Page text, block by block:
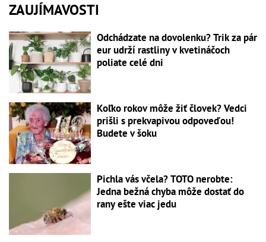
ZAUJÍMAVOSTI
Odchádzate na dovolenku? Trik za pár
eur udrží rastliny v kvetináčoch
poliate celé dni
Koľko rokov môže žiť človek? Vedci
prišli s prekvapivou odpoveďou!
Budete v šoku
Pichla vás včela? TOTO nerobte:
Jedna bežná chyba môže dostať do
rany ešte viac jedu